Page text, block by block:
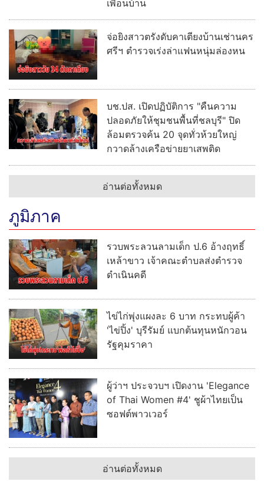
เพื่อนบ้าน
จ่อยิงสาวตรังดับคาเตียงบ้านเช่านคร
ศรีฯ ตำรวจเร่งล่าแฟนหนุ่มล่องหน
บช.ปส. เปิดปฏิบัติการ "คืนความ
ปลอดภัยให้ชุมชนพื้นที่ชลบุรี" ปิด
ล้อมตรวจค้น 20 จุดทั่วห้วยใหญ่
กวาดล้างเครือข่ายยาเสพติด
อ่านต่อทั้งหมด
ภูมิภาค
รวบพระลวนลามเด็ก ป.6 อ้างฤทธิ์
เหล้าขาว เจ้าคณะตำบลส่งตำรวจ
ดำเนินคดี
ไข่ไก่พุ่งแผงละ 6 บาท กระทบผู้ค้า
'ไข่ปิ้ง' บุรีรัมย์ แบกต้นทุนหนักวอน
รัฐคุมราคา
ผู้ว่าฯ ประจวบฯ เปิดงาน 'Elegance
of Thai Women #4' ชูผ้าไทยเป็น
ซอฟต์พาวเวอร์
อ่านต่อทั้งหมด